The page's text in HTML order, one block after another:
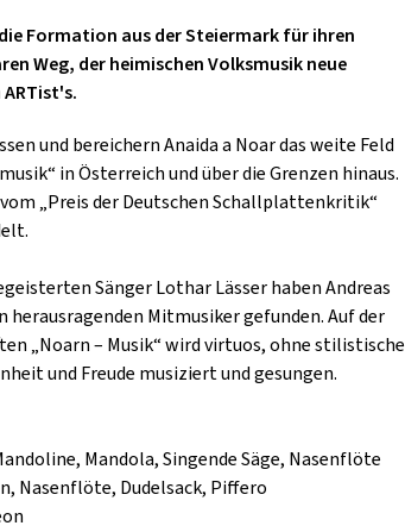
GOLD & PECH THEATER
Formation aus der Steiermark für ihren
Weg, der heimischen Volksmusik neue
und bereichern Anaida a Noar das weite Feld
in Österreich und über die Grenzen hinaus.
„Preis der Deutschen Schallplattenkritik“
Sänger Lothar Lässer haben Andreas
herausragenden Mitmusiker gefunden. Auf der
„Noarn – Musik“ wird virtuos, ohne stilistische
und Freude musiziert und gesungen.
Mandola, Singende Säge, Nasenflöte
Nasenflöte, Dudelsack, Piffero